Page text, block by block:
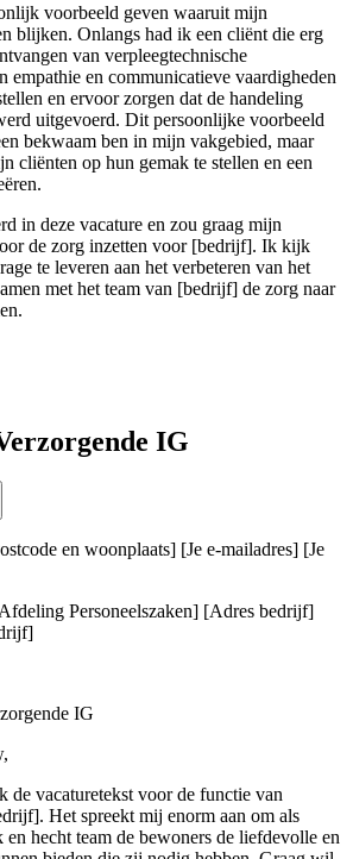
voorbeeld geven waaruit mijn
blijken. Onlangs had ik een cliënt die erg
van verpleegtechnische
empathie en communicatieve vaardigheden
en ervoor zorgen dat de handeling
uitgevoerd. Dit persoonlijke voorbeeld
bekwaam ben in mijn vakgebied, maar
cliënten op hun gemak te stellen en een
in deze vacature en zou graag mijn
de zorg inzetten voor [bedrijf]. Ik kijk
te leveren aan het verbeteren van het
met het team van [bedrijf] de zorg naar
IG
en woonplaats] [Je e-mailadres] [Je
Personeelszaken] [Adres bedrijf]
IG
de vacaturetekst voor de functie van
Het spreekt mij enorm aan om als
en hecht team de bewoners de liefdevolle en